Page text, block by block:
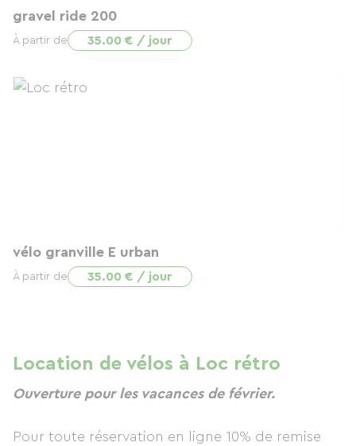
gravel ride 200
À partir de 35.00 € / jour
vélo granville E urban
À partir de 35.00 € / jour
Location de vélos à Loc rétro
Ouverture pour les vacances de février.
Pour toute réservation en ligne 10% de remise